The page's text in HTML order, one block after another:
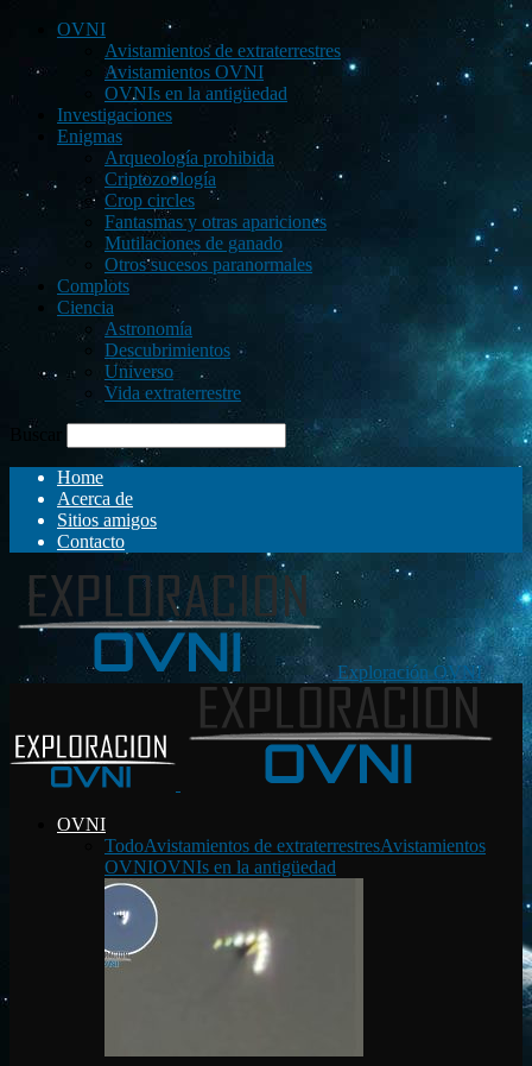
OVNI
Avistamientos de extraterrestres
Avistamientos OVNI
OVNIs en la antigüedad
Investigaciones
Enigmas
Arqueología prohibida
Criptozoología
Crop circles
Fantasmas y otras apariciones
Mutilaciones de ganado
Otros sucesos paranormales
Complots
Ciencia
Astronomía
Descubrimientos
Universo
Vida extraterrestre
Buscar
Home
Acerca de
Sitios amigos
Contacto
Exploración OVNI
OVNI
TodoAvistamientos de extraterrestresAvistamientos
OVNIOVNIs en la antigüedad